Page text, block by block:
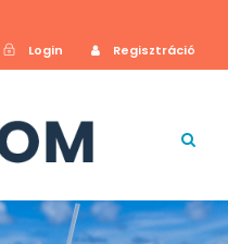
Login
Regisztráció